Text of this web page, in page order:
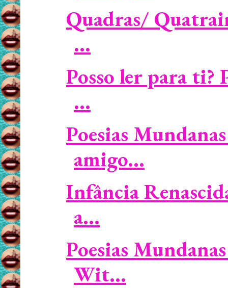
Quadras/
...
Posso ler para ti?
...
Poesias
amigo...
Infância
a...
Poesias
Wit...